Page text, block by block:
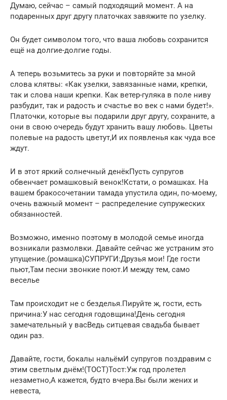
Думаю, сейчас – самый подходящий момент. А на
подаренных друг другу платочках завяжите по узелку.
Он будет символом того, что ваша любовь сохранится
ещё на долгие-долгие годы.
А теперь возьмитесь за руки и повторяйте за мной
слова клятвы: «Как узелки, завязанные нами, крепки,
так и слова наши крепки. Как ветер-гуляка в поле ниву
разбудит, так и радость и счастье во век с нами будет!».
Платочки, которые вы подарили друг другу, сохраните, а
они в свою очередь будут хранить вашу любовь. Цветы
полевые на радость цветут,И их появленья как чуда все
ждут.
И в этот яркий солнечный денёкПусть супругов
обвенчает ромашковый венок!Кстати, о ромашках. На
вашем бракосочетании тамада упустила один, по-моему,
очень важный момент – распределение супружеских
обязанностей.
Возможно, именно поэтому в молодой семье иногда
возникали размолвки. Давайте сейчас же устраним это
упущение.(ромашка)СУПРУГИ:Друзья мои! Где гости
пьют,Там песни звонкие поют.И между тем, само
веселье
Там происходит не с безделья.Пируйте ж, гости, есть
причина:У нас сегодня годовщина!День сегодня
замечательный у васВедь ситцевая свадьба бывает
один раз.
Давайте, гости, бокалы нальёмИ супругов поздравим с
этим светлым днём!(ТОСТ)Тост:Уж год пролетел
незаметно,А кажется, будто вчера.Вы были жених и
невеста,